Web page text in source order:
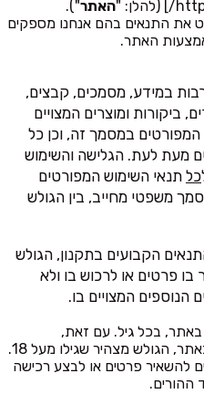
האתר").
את התנאים בהם אנחנו מספקים
האתר.
במידע, מסמכים, קבצים,
ביקורות ומוצרים המצויים
במסמך זה, וכן כל
מעת לעת. הגלישה והשימוש
כל תנאי השימוש המפורטים
משפטי מחייב, בין הגולש
הקבועים בתקנון, הגולש
פרטים או לרכוש בו ולא
הנוספים המצויים בו.
באתר, בכל גיל. עם זאת,
בהשארת פרטים או רכישה באתר, הגולש מצהיר שגילו מעל 18.
להשאיר פרטים או לבצע רכישה
ההורים.